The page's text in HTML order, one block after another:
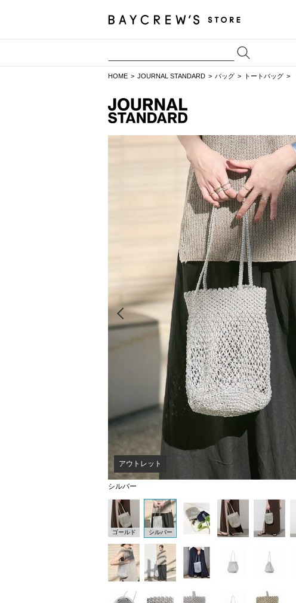
HOME JOURNAL STANDARD バッグ トートバッグ
シルバー
Prev
アウトレット
ゴールド シルバー